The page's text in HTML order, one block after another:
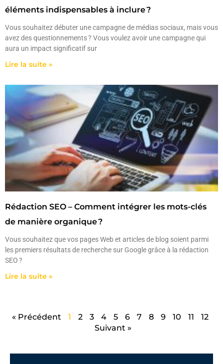
éléments indispensables à inclure ?
Vous souhaitez débuter une campagne de médias sociaux, mais vous
avez des questionnements ? Vous voulez avoir une campagne qui
aura un impact significatif sur
Lire la suite »
Rédaction SEO – Comment intégrer les mots-clés
de manière organique ?
Vous souhaitez que vos pages Web et articles de blog soient parmi
les premiers résultats de recherche sur Google grâce à la rédaction
SEO ?
Lire la suite »
« Précédent 1 2 3 4 5 6 7 8 9 10 11
12
Suivant »